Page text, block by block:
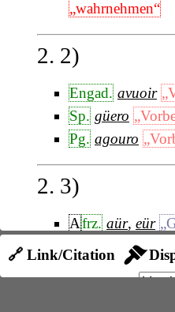
„wahrnehmen“
2. 2)
Engad. avuoir
Sp. güero
Pg. agouro
2. 3)
Afrz. aür, eür
N
frz. heur
319
veraltet,
🔗 Link/Citation